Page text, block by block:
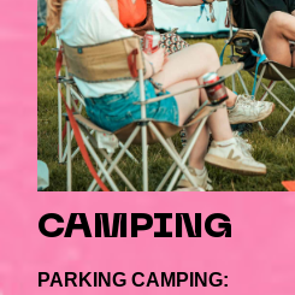
CAMPING
PARKING CAMPING: